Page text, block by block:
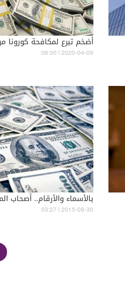
أضخم تبرع لمكافحة
08:00 | 2020-04-09
بالأسماء والأرقام.. أصحاب
03:27 | 2015-09-30